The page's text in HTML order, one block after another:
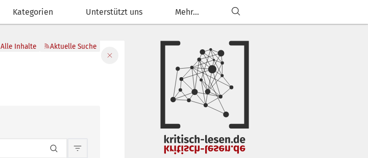
Kategorien Unterstützt uns Mehr...
Alle Inhalte Aktuelle Suche
Inhaltsfilterung anpassen
Filter schließen